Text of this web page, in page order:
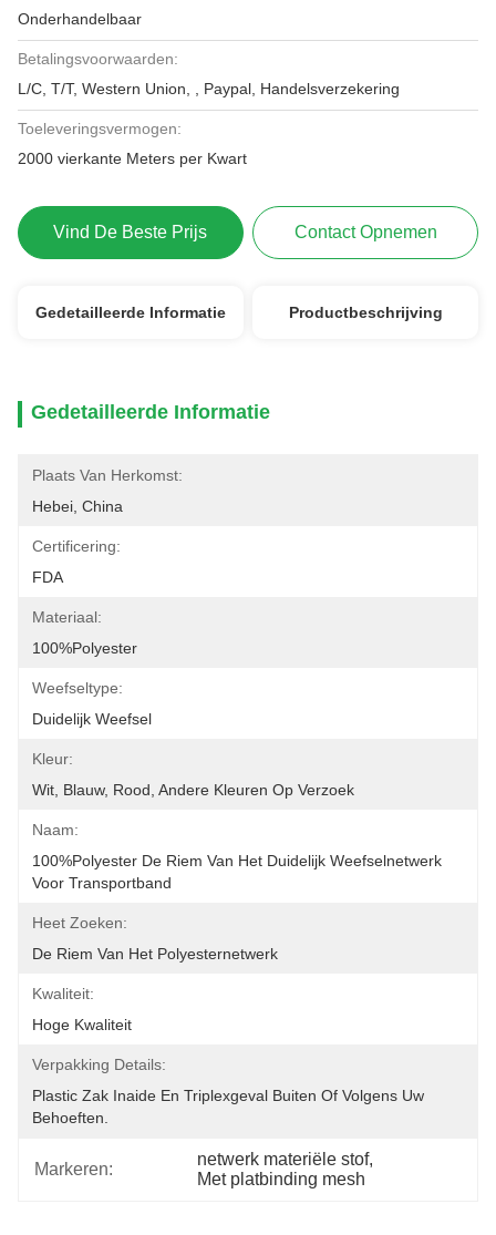
Onderhandelbaar
Betalingsvoorwaarden:
L/C, T/T, Western Union, , Paypal, Handelsverzekering
Toeleveringsvermogen:
2000 vierkante Meters per Kwart
Vind De Beste Prijs Contact Opnemen
Gedetailleerde Informatie Productbeschrijving
Gedetailleerde Informatie
Plaats Van Herkomst:
Hebei, China
Certificering:
FDA
Materiaal:
100%polyester
Weefseltype:
Duidelijk Weefsel
Kleur:
Wit, Blauw, Rood, Andere Kleuren Op Verzoek
Naam:
100%Polyester De Riem Van Het Duidelijk Weefselnetwerk
Voor Transportband
Heet Zoeken:
De Riem Van Het Polyesternetwerk
Kwaliteit:
Hoge Kwaliteit
Verpakking Details:
Plastic Zak Inaide En Triplexgeval Buiten Of Volgens Uw
Behoeften.
Markeren:
netwerk materiële stof,
Met platbinding mesh